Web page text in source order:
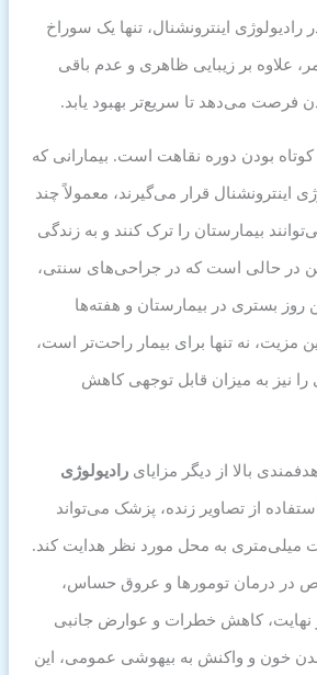
رادیولوژی اینترونشنال، تنها یک سوراخ
علاوه بر زیبایی ظاهری و عدم باقی
فرصت می‌دهد تا سریع‌تر بهبود یابد.
بودن دوره نقاهت است. بیمارانی که
اینترونشنال قرار می‌گیرند، معمولاً چند
بیمارستان را ترک کنند و به زندگی
در حالی است که در جراحی‌های سنتی،
روز بستری در بیمارستان و هفته‌ها
مزیت، نه تنها برای بیمار راحت‌تر است،
را نیز به میزان قابل توجهی کاهش
بالا از دیگر مزایایرادیولوژی
از تصاویر زنده، پزشک می‌تواند
میلی‌متری به محل مورد نظر هدایت کند.
در درمان تومورها و عروق حساس،
نهایت، کاهش خطرات و عوارض جانبی
خون و واکنش به بیهوشی عمومی، این